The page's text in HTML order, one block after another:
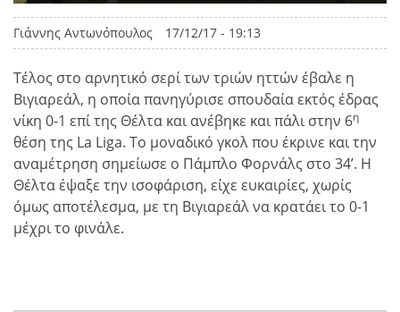
Γιάννης Αντωνόπουλος 17/12/17 - 19:13
Τέλος στο αρνητικό σερί των τριών ηττών έβαλε η
Βιγιαρεάλ, η οποία πανηγύρισε σπουδαία εκτός έδρας
νίκη 0-1 επί της Θέλτα και ανέβηκε και πάλι στην 6η
θέση της La Liga. Το μοναδικό γκολ που έκρινε και την
αναμέτρηση σημείωσε ο Πάμπλο Φορνάλς στο 34’. Η
Θέλτα έψαξε την ισοφάριση, είχε ευκαιρίες, χωρίς
όμως αποτέλεσμα, με τη Βιγιαρεάλ να κρατάει το 0-1
μέχρι το φινάλε.